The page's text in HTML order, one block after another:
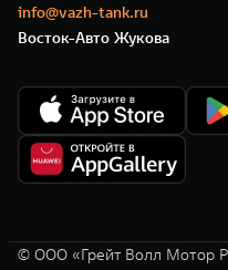
info@vazh-tank.ru
Восток-Авто Жукова
© ООО «Грейт Волл Мотор